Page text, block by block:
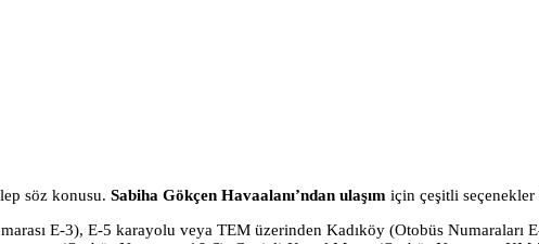
söz konusu. Sabiha Gökçen Havaalanı’ndan ulaşım için çeşitli
E-3), E-5 karayolu veya TEM üzerinden Kadıköy (Otobüs Numaraları